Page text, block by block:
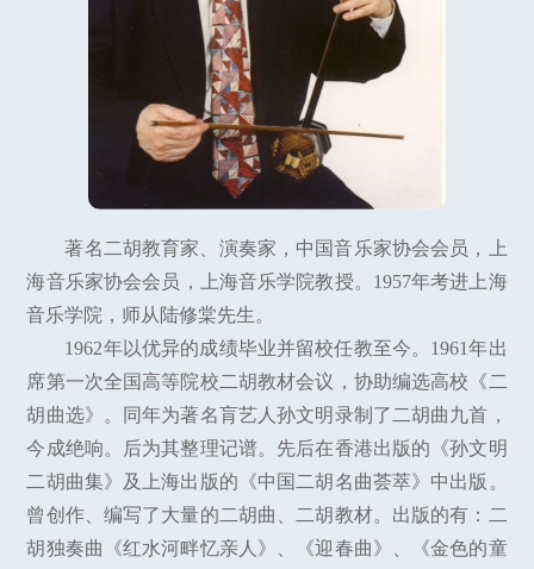
著名二胡教育家、演奏家，中国音乐家协会会员，上
海音乐家协会会员，上海音乐学院教授。1957年考进上海
音乐学院，师从陆修棠先生。
1962年以优异的成绩毕业并留校任教至今。1961年出
席第一次全国高等院校二胡教材会议，协助编选高校《二
胡曲选》。同年为著名肓艺人孙文明录制了二胡曲九首，
今成绝响。后为其整理记谱。先后在香港出版的《孙文明
二胡曲集》及上海出版的《中国二胡名曲荟萃》中出版。
曾创作、编写了大量的二胡曲、二胡教材。出版的有：二
胡独奏曲《红水河畔忆亲人》、《迎春曲》、《金色的童